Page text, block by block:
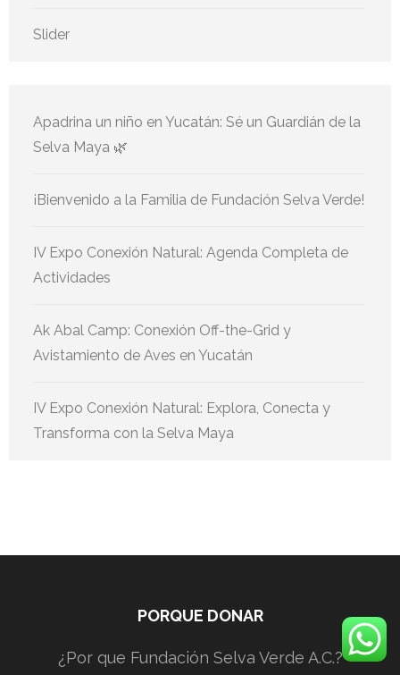
Slider
Apadrina un niño en Yucatán: Sé un Guardián de la
Selva Maya 🌿
¡Bienvenido a la Familia de Fundación Selva Verde!
IV Expo Conexión Natural: Agenda Completa de
Actividades
Ak Abal Camp: Conexión Off-the-Grid y
Avistamiento de Aves en Yucatán
IV Expo Conexión Natural: Explora, Conecta y
Transforma con la Selva Maya
PORQUE DONAR
¿Por que Fundación Selva Verde A.C.?